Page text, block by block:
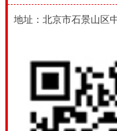
地址：北京市石景山区